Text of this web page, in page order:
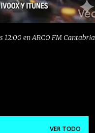
12:00 en ARCO FM Cantabria
VER TODO